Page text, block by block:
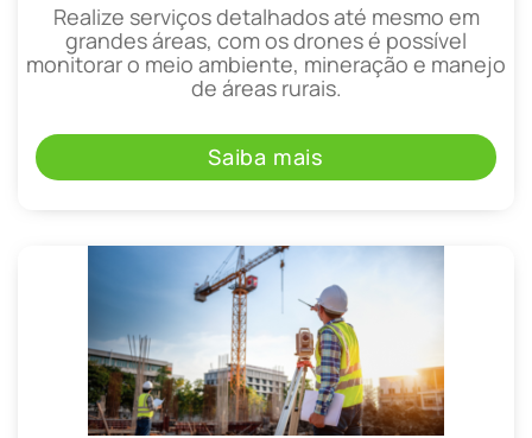
Realize serviços detalhados até mesmo em
grandes áreas, com os drones é possível
monitorar o meio ambiente, mineração e manejo
de áreas rurais.
Saiba mais